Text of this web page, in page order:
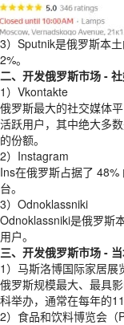
3）Sputnik是俄罗斯本
2%。
二、开发俄罗斯市场 -
1）Vkontakte
俄罗斯最大的社交媒体
活跃用户，其中绝大多
的份额。
2）Instagram
Ins在俄罗斯占据了
台。
3）Odnoklassniki
Odnoklassniki是俄罗斯
用户。
三、开发俄罗斯市场 -
1）马斯洛博国际家居展
俄罗斯规模最大、最具
科举办，通常在每年的
2）食品和饮料博览会（